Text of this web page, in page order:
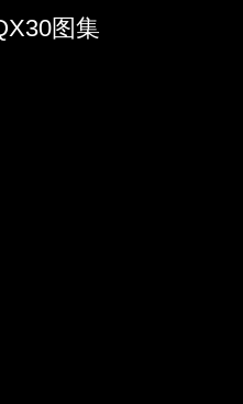
图集